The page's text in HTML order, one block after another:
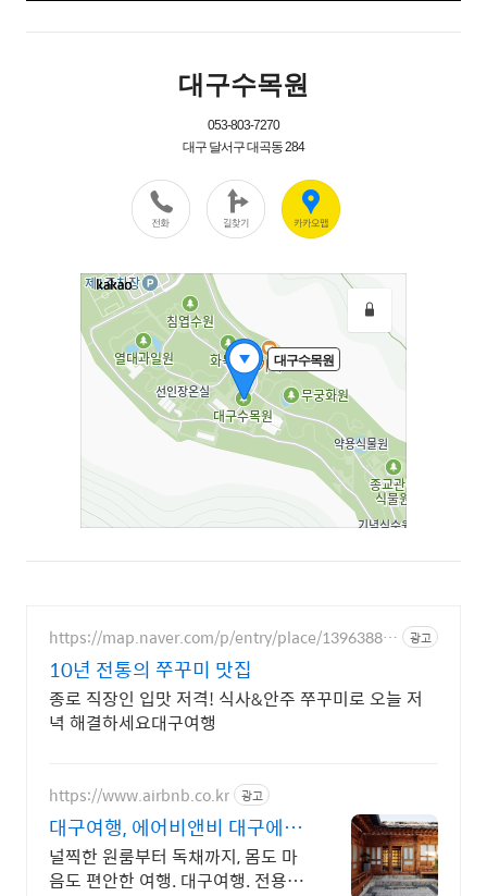
https://map.naver.com/p/entry/place/13963887 광고
10년 전통의 쭈꾸미 맛집
종로 직장인 입맛 저격! 식사&안주 쭈꾸미로 오늘 저
녁 해결하세요대구여행
https://www.airbnb.co.kr 광고
대구여행, 에어비앤비 대구에서
살아보기
널찍한 원룸부터 독채까지, 몸도 마
음도 편안한 여행. 대구여행. 전용 테